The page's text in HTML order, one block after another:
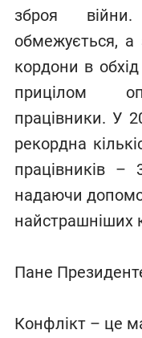
зброя війни.
обмежується, а
кордони в
прицілом
працівники. У
рекордна
працівників –
надаючи
найстрашніших
Пане
Конфлікт – це